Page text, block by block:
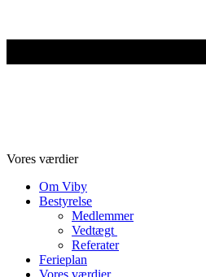
Vores værdier
Om Viby
Bestyrelse
Medlemmer
Vedtægt
Referater
Ferieplan
Vores værdier